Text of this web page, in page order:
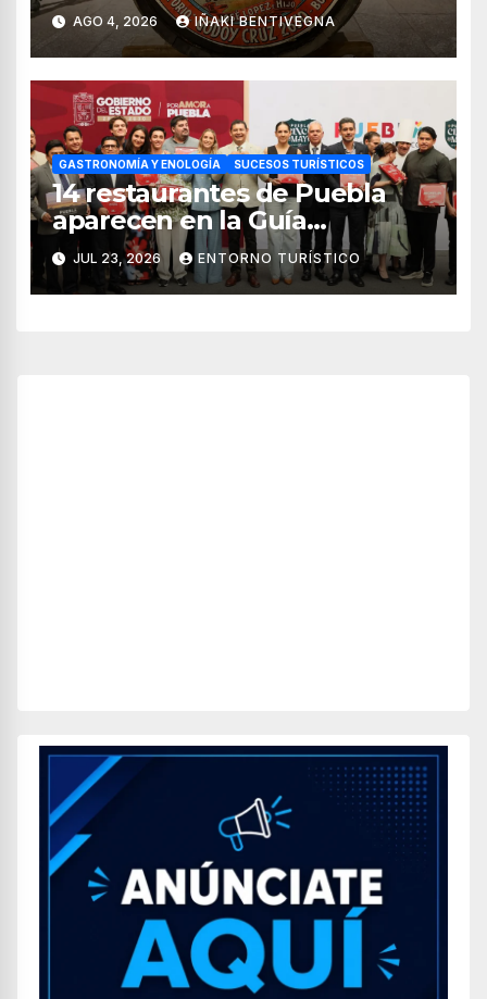
AGO 4, 2026 IÑAKI BENTIVEGNA
GASTRONOMÍA Y ENOLOGÍA SUCESOS TURÍSTICOS
14 restaurantes de Puebla
aparecen en la Guía
MICHELIN México 2026
JUL 23, 2026 ENTORNO TURÍSTICO